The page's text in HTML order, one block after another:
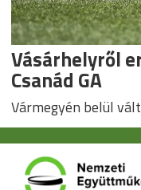
Vásárhelyről
Csanád GA
Vármegyén belül